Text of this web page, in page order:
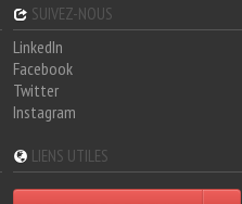
SUIVEZ-NOUS
LinkedIn
Facebook
Twitter
Instagram
LIENS UTILES